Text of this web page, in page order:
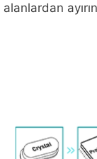
alanlardan